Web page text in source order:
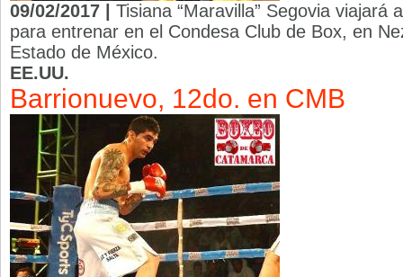
09/02/2017 | Tisiana “Maravilla” Segovia
para entrenar en el Condesa Club de Box, en
Estado de México.
EE.UU.
Barrionuevo, 12do. en CMB